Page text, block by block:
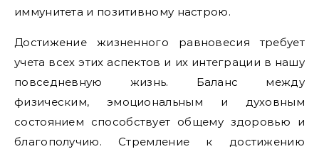
иммунитета и позитивному настрою.
Достижение жизненного равновесия требует
учета всех этих аспектов и их интеграции в нашу
повседневную жизнь. Баланс между
физическим, эмоциональным и духовным
состоянием способствует общему здоровью и
благополучию. Стремление к достижению